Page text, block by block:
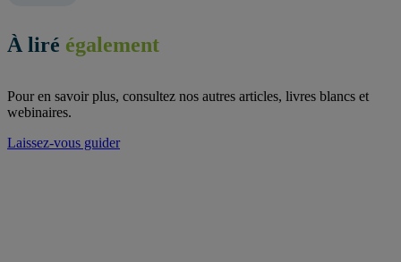
À liré également
Pour en savoir plus, consultez nos autres articles, livres blancs et
webinaires.
Laissez-vous guider